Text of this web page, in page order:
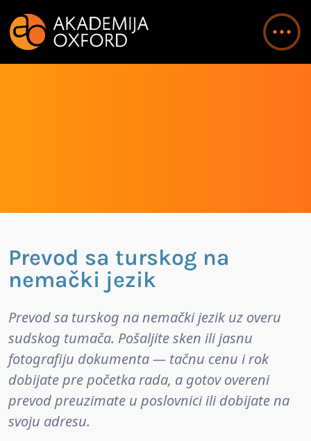
Prevod sa turskog na
nemački jezik
Prevod sa turskog na nemački jezik uz overu
sudskog tumača. Pošaljite sken ili jasnu
fotografiju dokumenta — tačnu cenu i rok
dobijate pre početka rada, a gotov overeni
prevod preuzimate u poslovnici ili dobijate na
svoju adresu.